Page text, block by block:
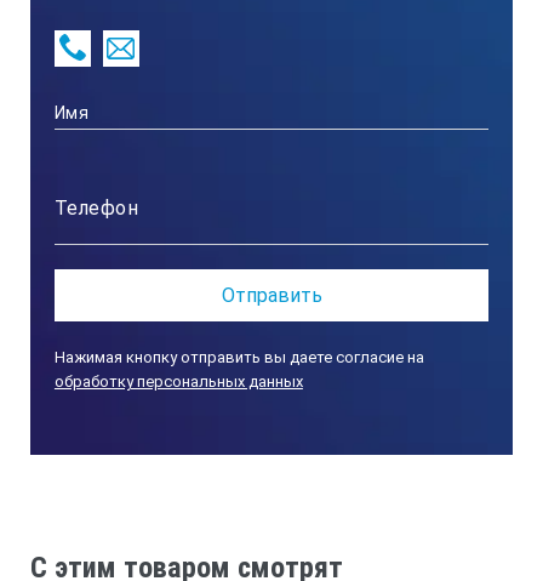
Нажимая кнопку отправить вы даете согласие на
обработку персональных данных
C этим товаром смотрят